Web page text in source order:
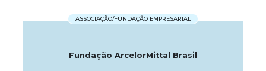
ASSOCIAÇÃO/FUNDAÇÃO EMPRESARIAL
Fundação ArcelorMittal Brasil